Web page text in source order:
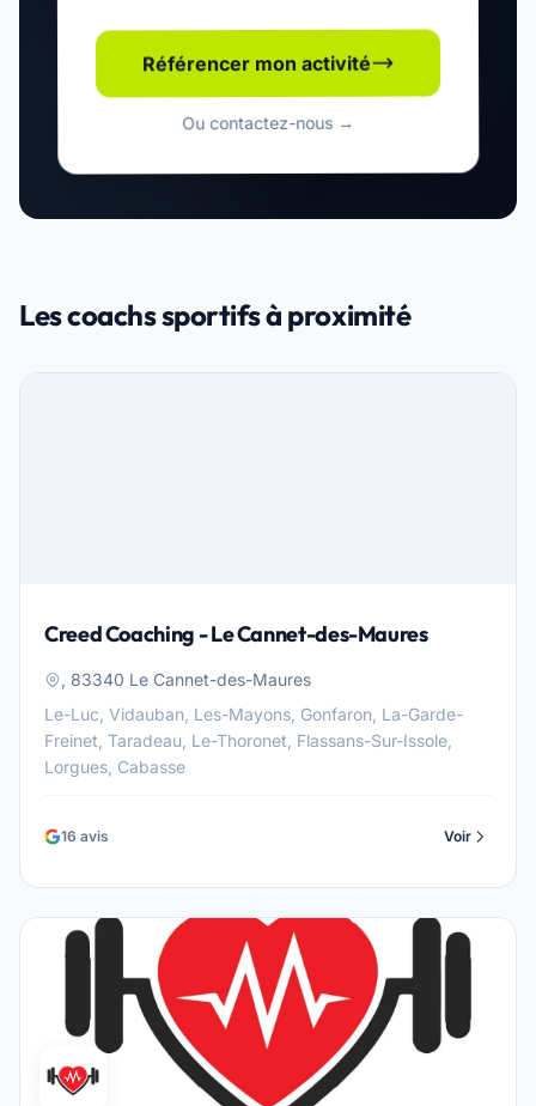
Référencer mon activité
Ou contactez-nous →
Les coachs sportifs à proximité
Creed Coaching - Le Cannet-des-Maures
, 83340 Le Cannet-des-Maures
Le-Luc, Vidauban, Les-Mayons, Gonfaron, La-Garde-
Freinet, Taradeau, Le-Thoronet, Flassans-Sur-Issole,
Lorgues, Cabasse
16 avis Voir